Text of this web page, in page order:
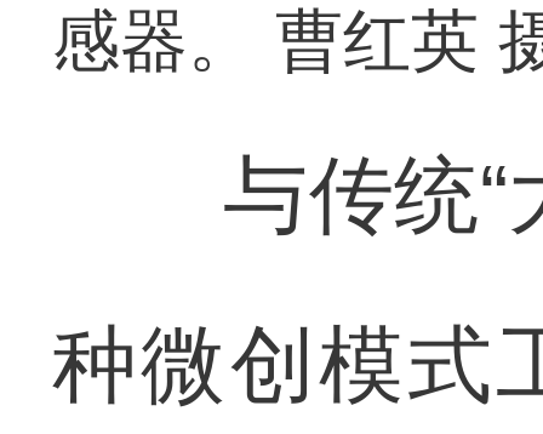
感器。 曹红英
与传统“大
种微创模式